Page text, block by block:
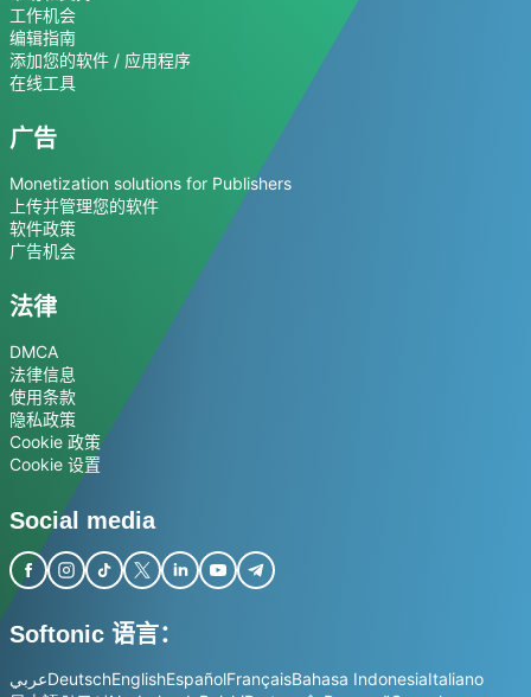
工作机会
编辑指南
添加您的软件 / 应用程序
在线工具
广告
Monetization solutions for Publishers
上传并管理您的软件
软件政策
广告机会
法律
DMCA
法律信息
使用条款
隐私政策
Cookie 政策
Cookie 设置
Social media
Softonic 语言：
عربيDeutschEnglishEspañolFrançaisBahasa IndonesiaItaliano